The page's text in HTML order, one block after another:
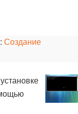
Создание